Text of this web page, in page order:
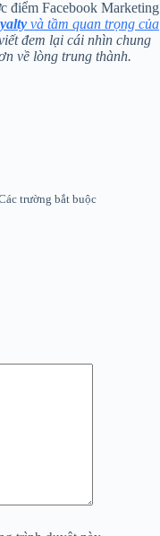
điểm Facebook Marketing
và tầm quan trọng của
đem lại cái nhìn chung
về lòng trung thành.
trường bắt buộc